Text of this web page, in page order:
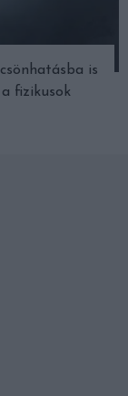
is
fizikusok